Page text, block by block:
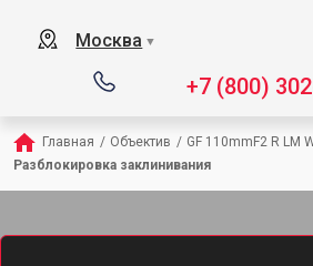
Москва ▼
+7 (800)
Главная / Объектив / GF 110mmF2 R LM
Разблокировка заклинивания